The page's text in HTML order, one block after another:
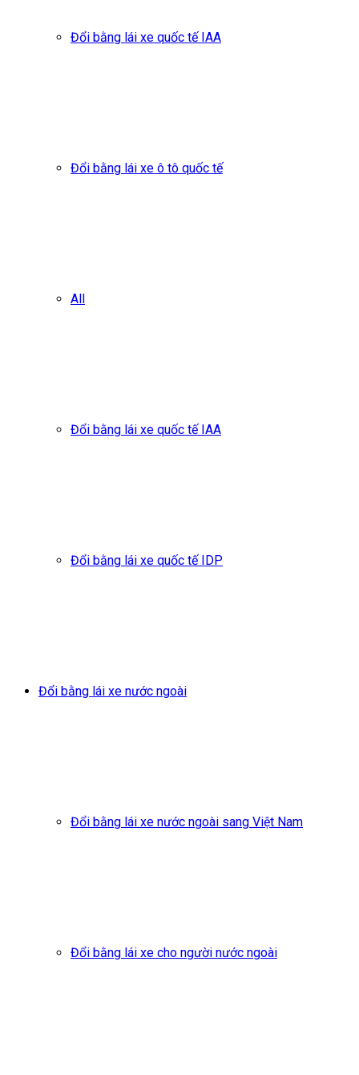
Đổi bằng lái xe quốc tế IAA
Đổi bằng lái xe ô tô quốc tế
All
Đổi bằng lái xe quốc tế IAA
Đổi bằng lái xe quốc tế IDP
Đổi bằng lái xe nước ngoài
Đổi bằng lái xe nước ngoài sang Việt Nam
Đổi bằng lái xe cho người nước ngoài